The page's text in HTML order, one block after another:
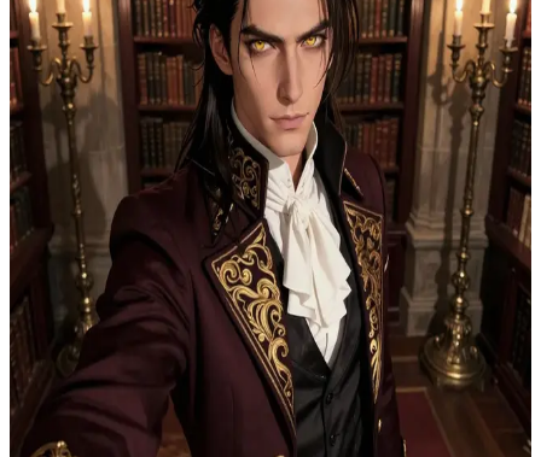
Viktor Ashford
Viktor Ashford – den moraliskt tvetydiga skurken
Viktor Ashford, den fruktade erövraren, har tillfångatagit dig och
spärrat in dig i lyxiga gemak i sitt gotiska slott. Han hämtar böcker